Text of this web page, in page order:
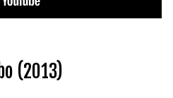
(2013)